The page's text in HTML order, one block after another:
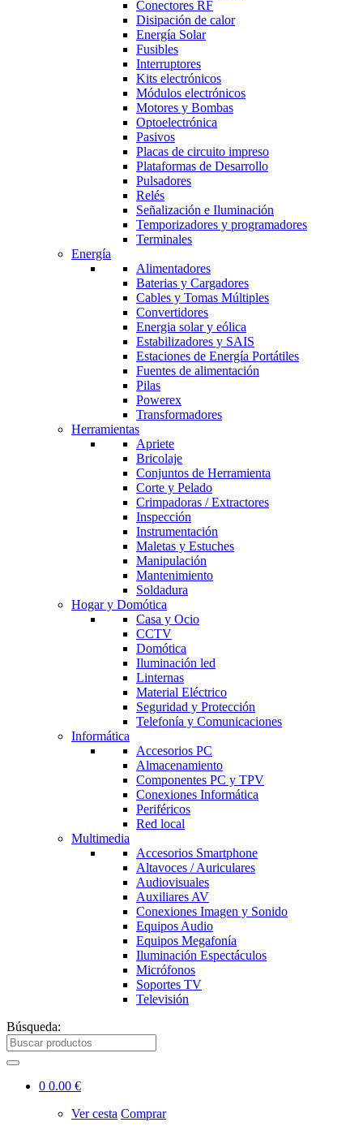
Conectores RF
Disipación de calor
Energía Solar
Fusibles
Interruptores
Kits electrónicos
Módulos electrónicos
Motores y Bombas
Optoelectrónica
Pasivos
Placas de circuito impreso
Plataformas de Desarrollo
Pulsadores
Relés
Señalización e Iluminación
Temporizadores y programadores
Terminales
Energía
Alimentadores
Baterias y Cargadores
Cables y Tomas Múltiples
Convertidores
Energia solar y eólica
Estabilizadores y SAIS
Estaciones de Energía Portátiles
Fuentes de alimentación
Pilas
Powerex
Transformadores
Herramientas
Apriete
Bricolaje
Conjuntos de Herramienta
Corte y Pelado
Crimpadoras / Extractores
Inspección
Instrumentación
Maletas y Estuches
Manipulación
Mantenimiento
Soldadura
Hogar y Domótica
Casa y Ocio
CCTV
Domótica
Iluminación led
Linternas
Material Eléctrico
Seguridad y Protección
Telefonía y Comunicaciones
Informática
Accesorios PC
Almacenamiento
Componentes PC y TPV
Conexiones Informática
Periféricos
Red local
Multimedia
Accesorios Smartphone
Altavoces / Auriculares
Audiovisuales
Auxiliares AV
Conexiones Imagen y Sonido
Equipos Audio
Equipos Megafonía
Iluminación Espectáculos
Micrófonos
Soportes TV
Televisión
Búsqueda:
0 0.00 €
Ver cesta Comprar